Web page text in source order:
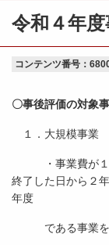
令和４年
コンテンツ番号：
〇事後評価の対象
１．大規模事業
・事業費が１０
終了した日から２
年度
である事業を対